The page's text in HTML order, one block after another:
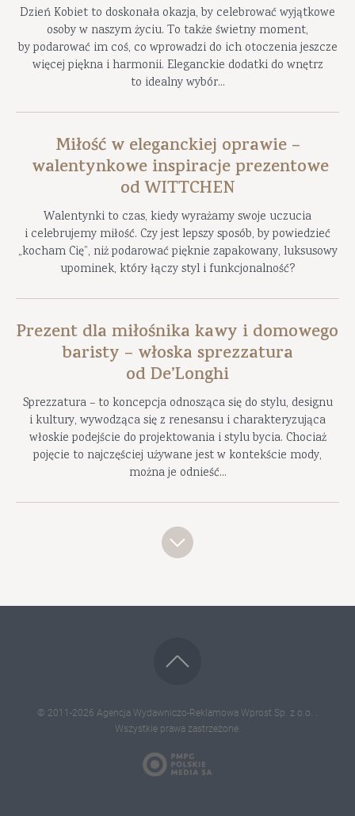
Dzień Kobiet to doskonała okazja, by celebrować wyjątkowe
osoby w naszym życiu. To także świetny moment,
by podarować im coś, co wprowadzi do ich otoczenia jeszcze
więcej piękna i harmonii. Eleganckie dodatki do wnętrz
to idealny wybór...
Miłość w eleganckiej oprawie –
walentynkowe inspiracje prezentowe
od WITTCHEN
Walentynki to czas, kiedy wyrażamy swoje uczucia
i celebrujemy miłość. Czy jest lepszy sposób, by powiedzieć
„kocham Cię”, niż podarować pięknie zapakowany, luksusowy
upominek, który łączy styl i funkcjonalność?
Prezent dla miłośnika kawy i domowego
baristy – włoska sprezzatura
od De’Longhi
Sprezzatura – to koncepcja odnosząca się do stylu, designu
i kultury, wywodząca się z renesansu i charakteryzująca
włoskie podejście do projektowania i stylu bycia. Chociaż
pojęcie to najczęściej używane jest w kontekście mody,
można je odnieść...
© 2011-2026 Agencja Wydawniczo-Reklamowa Wprost Sp. z o.o. .
Wszystkie prawa zastrzeżone.